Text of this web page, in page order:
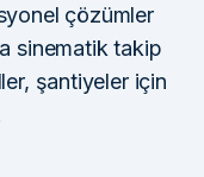
çözümler
sinematik takip
şantiyeler için